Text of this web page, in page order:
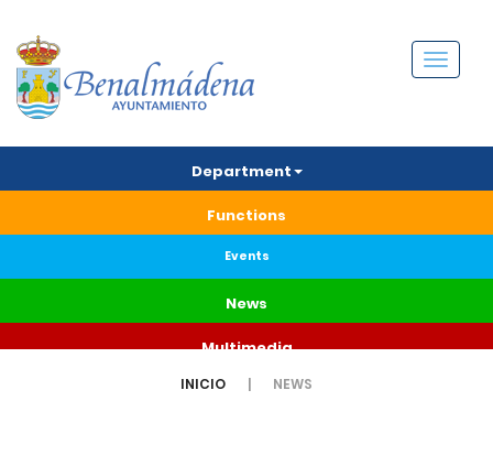
Menú
Department
Functions
Events
News
Multimedia
INICIO NEWS